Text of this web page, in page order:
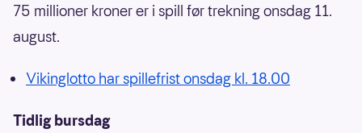
75 millioner kroner er i spill før trekning onsdag 11.
august.
Vikinglotto har spillefrist onsdag kl. 18.00
Tidlig bursdag